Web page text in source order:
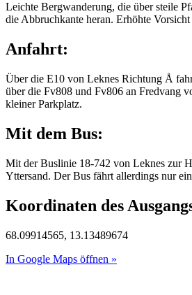
Leichte Bergwanderung, die über steile
die Abbruchkante heran. Erhöhte
Anfahrt:
Über die E10 von Leknes Richtung Å
über die Fv808 und Fv806 an Fredvang
kleiner Parkplatz.
Mit dem Bus:
Mit der Buslinie 18-742 von Leknes zur
Yttersand. Der Bus fährt allerdings nur
Koordinaten des
68.09914565, 13.13489674
In Google Maps öffnen »